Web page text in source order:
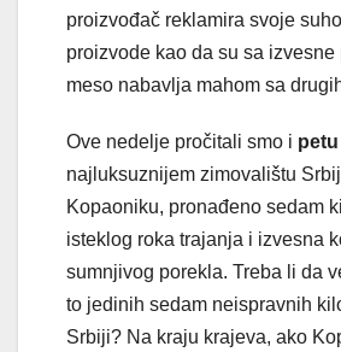
proizvođač reklamira svoje
proizvode kao da su sa izvesne
meso nabavlja mahom sa
Ove nedelje pročitali smo i
najluksuznijem zimovalištu
Kopaoniku, pronađeno sedam
isteklog roka trajanja i izvesna
sumnjivog porekla. Treba li da
to jedinih sedam neispravnih
Srbiji? Na kraju krajeva, ako